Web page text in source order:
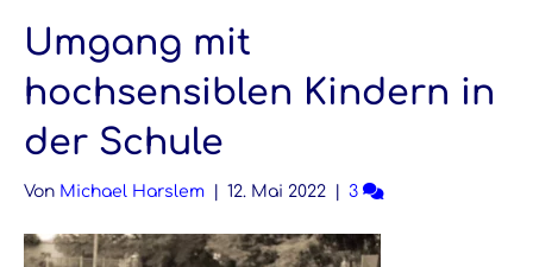
Umgang mit
hochsensiblen Kindern in
der Schule
Von Michael Harslem 12. Mai 2022 3